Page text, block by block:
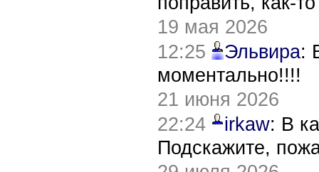
19 мая 2026
12:25
Эльвира:
моментально!!!!
21 июня 2026
22:24
irkaw: В
Подскажите,